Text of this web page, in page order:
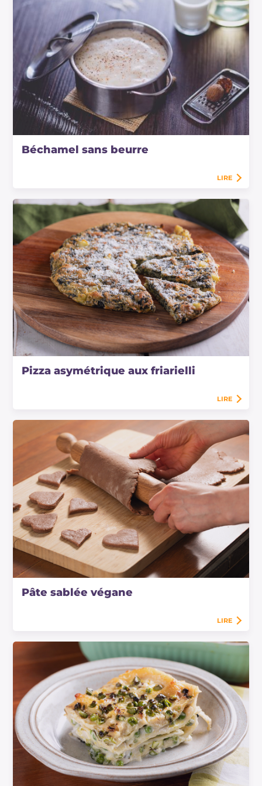
Béchamel sans beurre
LIRE
Pizza asymétrique aux friarielli
LIRE
Pâte sablée végane
LIRE